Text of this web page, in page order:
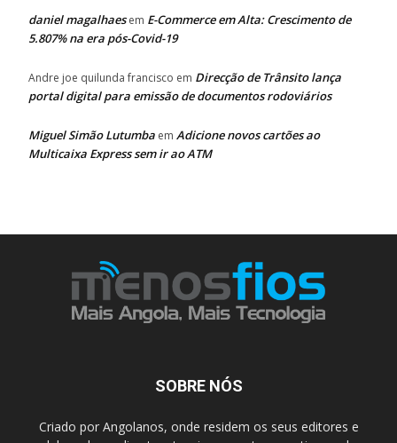
daniel magalhaesem E-Commerce em Alta: Crescimento de
5.807% na era pós-Covid-19
Andre joe quilunda francisco em Direcção de Trânsito lança
portal digital para emissão de documentos rodoviários
Miguel Simão Lutumba em Adicione novos cartões ao
Multicaixa Express sem ir ao ATM
SOBRE NÓS
Criado por Angolanos, onde residem os seus editores e